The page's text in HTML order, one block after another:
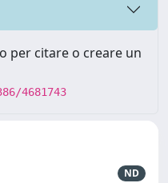
per citare o creare un
4681743
ND